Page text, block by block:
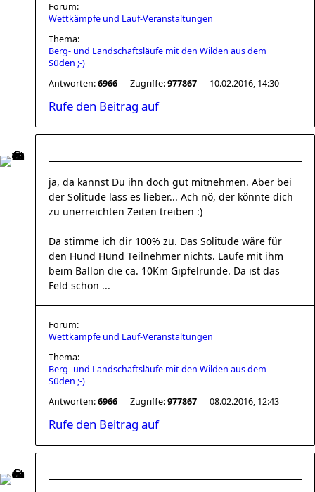
Forum:
Wettkämpfe und Lauf-Veranstaltungen
Thema:
Berg- und Landschaftsläufe mit den Wilden aus dem
Süden ;-)
Antworten:6966 Zugriffe:977867 10.02.2016, 14:30
Rufe den Beitrag auf
ja, da kannst Du ihn doch gut mitnehmen. Aber bei
der Solitude lass es lieber... Ach nö, der könnte dich
zu unerreichten Zeiten treiben :)
Da stimme ich dir 100% zu. Das Solitude wäre für
den Hund Hund Teilnehmer nichts. Laufe mit ihm
beim Ballon die ca. 10Km Gipfelrunde. Da ist das
Feld schon ...
Forum:
Wettkämpfe und Lauf-Veranstaltungen
Thema:
Berg- und Landschaftsläufe mit den Wilden aus dem
Süden ;-)
Antworten:6966 Zugriffe:977867 08.02.2016, 12:43
Rufe den Beitrag auf